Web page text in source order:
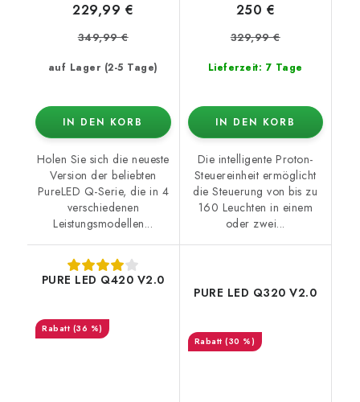
auf Lager (2-5 Tage)
229,99 €
349,99 €
IN DEN KORB
Holen Sie sich die neueste
Version der beliebten
PureLED Q-Serie, die in 4
verschiedenen
Leistungsmodellen...
Lieferzeit: 7 Tage
250 €
329,99 €
IN DEN KORB
Die intelligente Proton-
Steuereinheit ermöglicht
die Steuerung von bis zu
160 Leuchten in einem
oder zwei...
PURE LED Q420 V2.0
(36 %)
PURE LED Q320 V2.0
(30 %)